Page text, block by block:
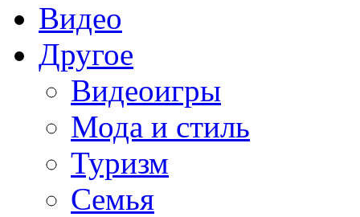
Видео
Другое
Видеоигры
Мода и стиль
Туризм
Семья